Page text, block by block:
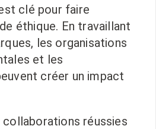
clé pour faire
éthique. En travaillant
les organisations
et les
créer un impact
collaborations réussies